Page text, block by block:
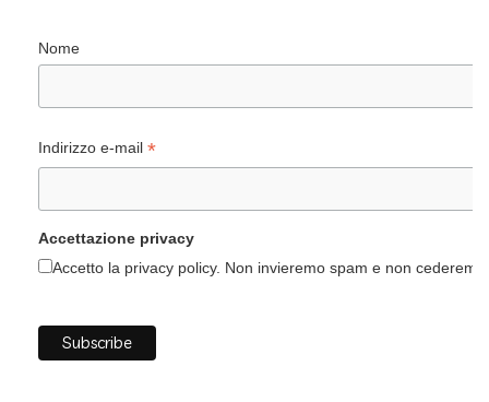
Nome
Indirizzo e-mail *
Accettazione privacy
Accetto la privacy policy. Non invieremo spam e non